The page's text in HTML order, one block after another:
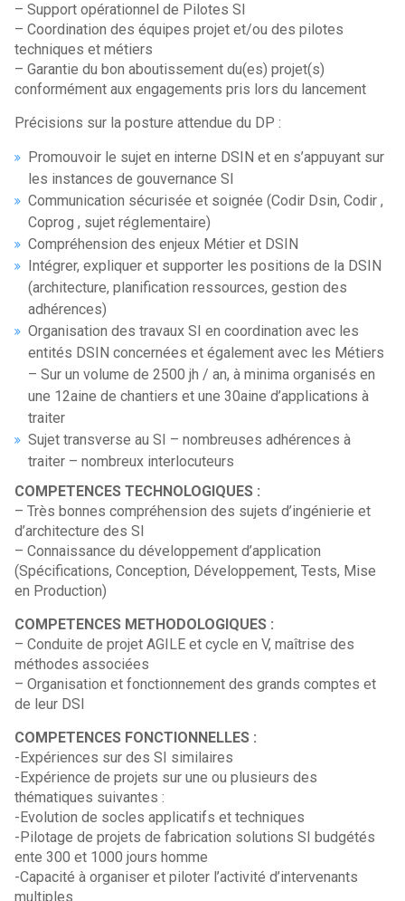
– Support opérationnel de Pilotes SI
– Coordination des équipes projet et/ou des pilotes
techniques et métiers
– Garantie du bon aboutissement du(es) projet(s)
conformément aux engagements pris lors du lancement
Précisions sur la posture attendue du DP :
Promouvoir le sujet en interne DSIN et en s’appuyant sur
les instances de gouvernance SI
Communication sécurisée et soignée (Codir Dsin, Codir ,
Coprog , sujet réglementaire)
Compréhension des enjeux Métier et DSIN
Intégrer, expliquer et supporter les positions de la DSIN
(architecture, planification ressources, gestion des
adhérences)
Organisation des travaux SI en coordination avec les
entités DSIN concernées et également avec les Métiers
– Sur un volume de 2500 jh / an, à minima organisés en
une 12aine de chantiers et une 30aine d’applications à
traiter
Sujet transverse au SI – nombreuses adhérences à
traiter – nombreux interlocuteurs
COMPETENCES TECHNOLOGIQUES :
– Très bonnes compréhension des sujets d’ingénierie et
d’architecture des SI
– Connaissance du développement d’application
(Spécifications, Conception, Développement, Tests, Mise
en Production)
COMPETENCES METHODOLOGIQUES :
– Conduite de projet AGILE et cycle en V, maîtrise des
méthodes associées
– Organisation et fonctionnement des grands comptes et
de leur DSI
COMPETENCES FONCTIONNELLES :
-Expériences sur des SI similaires
-Expérience de projets sur une ou plusieurs des
thématiques suivantes :
-Evolution de socles applicatifs et techniques
-Pilotage de projets de fabrication solutions SI budgétés
ente 300 et 1000 jours homme
-Capacité à organiser et piloter l’activité d’intervenants
multiples